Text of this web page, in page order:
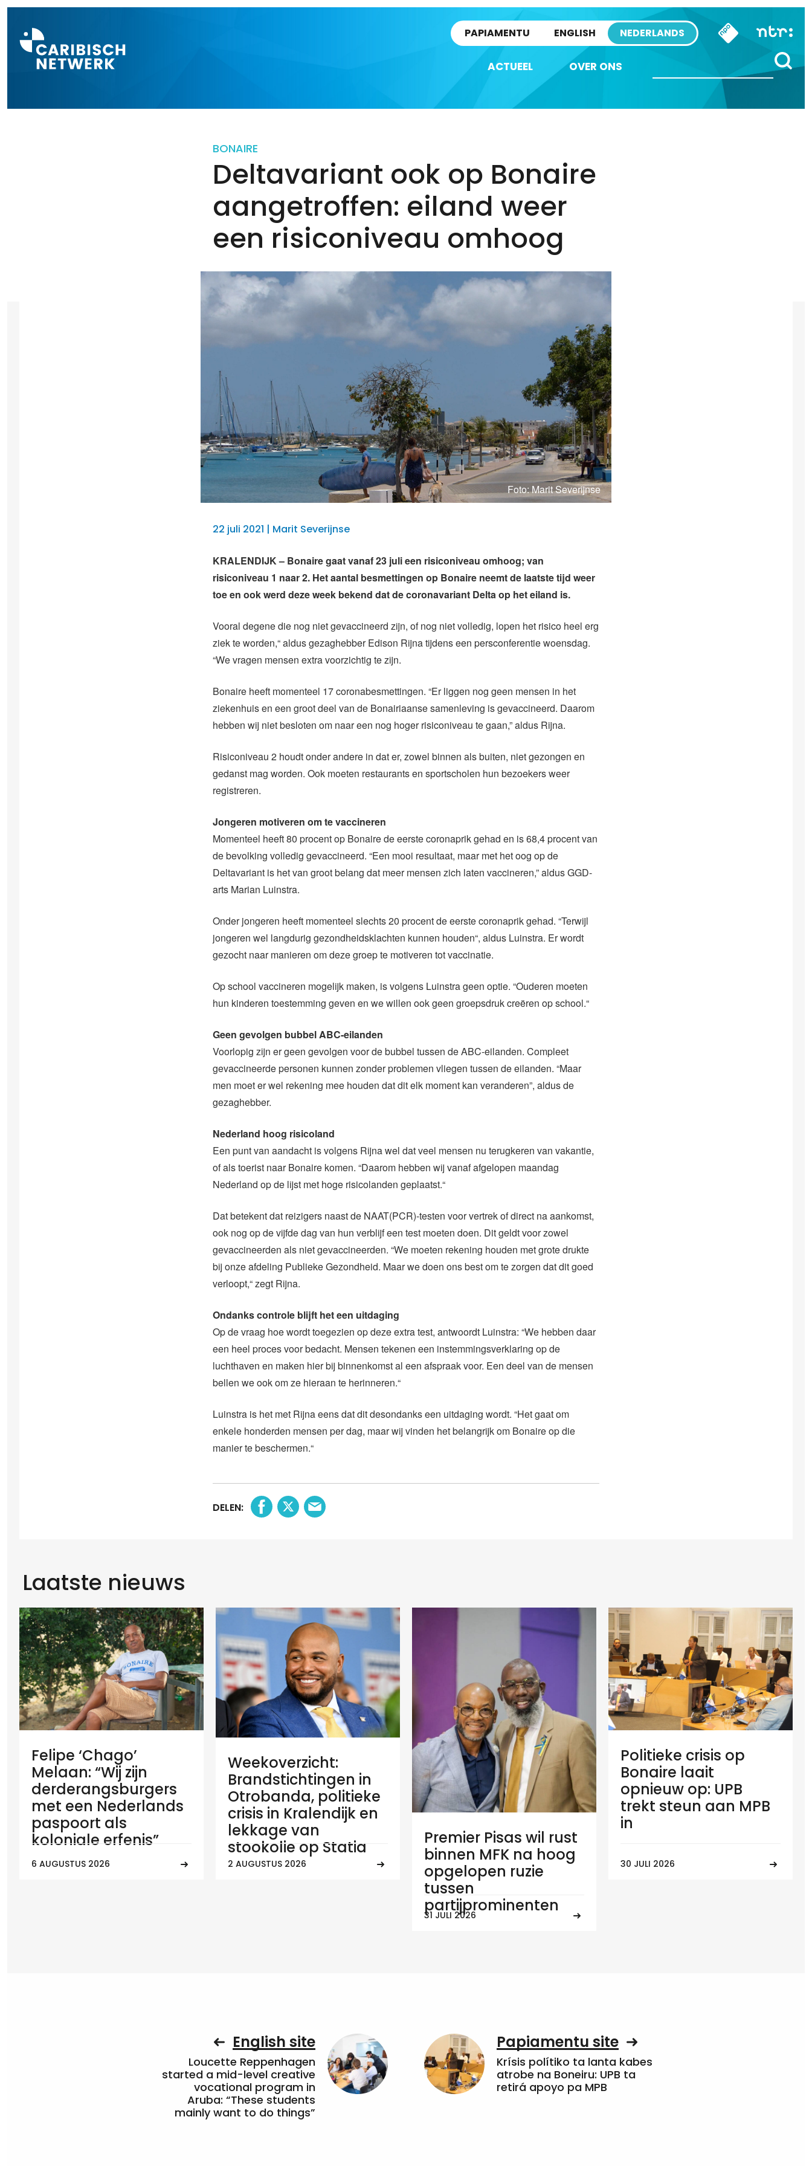
PAPIAMENTU ENGLISH NEDERLANDS
ACTUEEL OVER ONS
BONAIRE
Deltavariant ook op Bonaire
aangetroffen: eiland weer
een risiconiveau omhoog
Foto: Marit Severijnse
22 juli 2021 | Marit Severijnse
KRALENDIJK – Bonaire gaat vanaf 23 juli een risiconiveau omhoog; van
risiconiveau 1 naar 2. Het aantal besmettingen op Bonaire neemt de laatste tijd weer
toe en ook werd deze week bekend dat de coronavariant Delta op het eiland is.
Vooral degene die nog niet gevaccineerd zijn, of nog niet volledig, lopen het risico heel erg
ziek te worden,“ aldus gezaghebber Edison Rijna tijdens een persconferentie woensdag.
“We vragen mensen extra voorzichtig te zijn.
Bonaire heeft momenteel 17 coronabesmettingen. “Er liggen nog geen mensen in het
ziekenhuis en een groot deel van de Bonairiaanse samenleving is gevaccineerd. Daarom
hebben wij niet besloten om naar een nog hoger risiconiveau te gaan,” aldus Rijna.
Risiconiveau 2 houdt onder andere in dat er, zowel binnen als buiten, niet gezongen en
gedanst mag worden. Ook moeten restaurants en sportscholen hun bezoekers weer
registreren.
Jongeren motiveren om te vaccineren
Momenteel heeft 80 procent op Bonaire de eerste coronaprik gehad en is 68,4 procent van
de bevolking volledig gevaccineerd. “Een mooi resultaat, maar met het oog op de
Deltavariant is het van groot belang dat meer mensen zich laten vaccineren,” aldus GGD-
arts Marian Luinstra.
Onder jongeren heeft momenteel slechts 20 procent de eerste coronaprik gehad. “Terwijl
jongeren wel langdurig gezondheidsklachten kunnen houden“, aldus Luinstra. Er wordt
gezocht naar manieren om deze groep te motiveren tot vaccinatie.
Op school vaccineren mogelijk maken, is volgens Luinstra geen optie. “Ouderen moeten
hun kinderen toestemming geven en we willen ook geen groepsdruk creëren op school.“
Geen gevolgen bubbel ABC-eilanden
Voorlopig zijn er geen gevolgen voor de bubbel tussen de ABC-eilanden. Compleet
gevaccineerde personen kunnen zonder problemen vliegen tussen de eilanden. “Maar
men moet er wel rekening mee houden dat dit elk moment kan veranderen”, aldus de
gezaghebber.
Nederland hoog risicoland
Een punt van aandacht is volgens Rijna wel dat veel mensen nu terugkeren van vakantie,
of als toerist naar Bonaire komen. “Daarom hebben wij vanaf afgelopen maandag
Nederland op de lijst met hoge risicolanden geplaatst.“
Dat betekent dat reizigers naast de NAAT(PCR)-testen voor vertrek of direct na aankomst,
ook nog op de vijfde dag van hun verblijf een test moeten doen. Dit geldt voor zowel
gevaccineerden als niet gevaccineerden. “We moeten rekening houden met grote drukte
bij onze afdeling Publieke Gezondheid. Maar we doen ons best om te zorgen dat dit goed
verloopt,“ zegt Rijna.
Ondanks controle blijft het een uitdaging
Op de vraag hoe wordt toegezien op deze extra test, antwoordt Luinstra: “We hebben daar
een heel proces voor bedacht. Mensen tekenen een instemmingsverklaring op de
luchthaven en maken hier bij binnenkomst al een afspraak voor. Een deel van de mensen
bellen we ook om ze hieraan te herinneren.“
Luinstra is het met Rijna eens dat dit desondanks een uitdaging wordt. “Het gaat om
enkele honderden mensen per dag, maar wij vinden het belangrijk om Bonaire op die
manier te beschermen.“
DELEN:
Laatste nieuws
Felipe ‘Chago’
Melaan: “Wij zijn
derderangsburgers
met een Nederlands
paspoort als
koloniale erfenis”
6 AUGUSTUS 2026
Weekoverzicht:
Brandstichtingen in
Otrobanda, politieke
crisis in Kralendijk en
lekkage van
stookolie op Statia
2 AUGUSTUS 2026
Premier Pisas wil rust
binnen MFK na hoog
opgelopen ruzie
tussen
partijprominenten
31 JULI 2026
Politieke crisis op
Bonaire laait
opnieuw op: UPB
trekt steun aan MPB
in
30 JULI 2026
English site
Loucette Reppenhagen
started a mid-level creative
vocational program in
Aruba: “These students
mainly want to do things”
Papiamentu site
Krísis polítiko ta lanta kabes
atrobe na Boneiru: UPB ta
retirá apoyo pa MPB